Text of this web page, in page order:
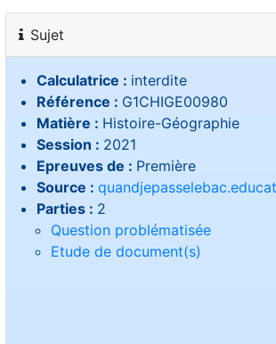
Sujet
Calculatrice : interdite
Référence : G1CHIGE00980
Matière : Histoire-Géographie
Session : 2021
Epreuves de : Première
Source :
Parties : 2
Question problématisée
Etude de document(s)